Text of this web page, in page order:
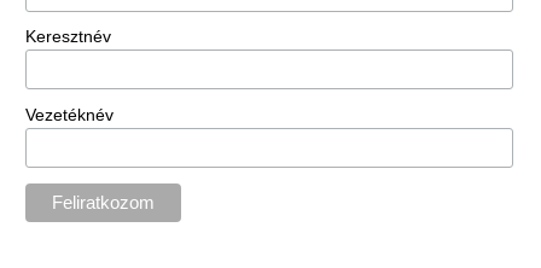
Keresztnév
Vezetéknév